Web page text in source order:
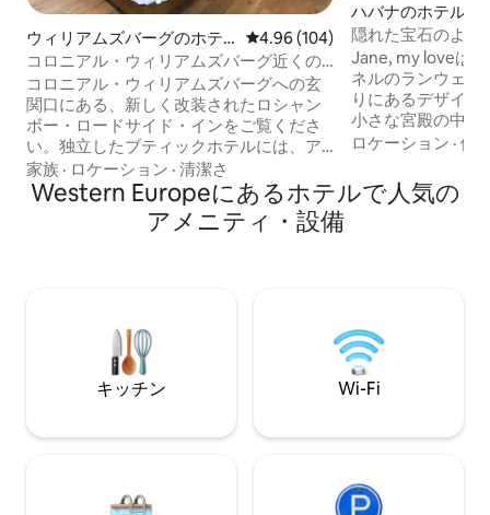
ウィリアムズバーグのホテ
ル客室
レビュー104件、5つ星中4.96つ
4.96 (104)
コロニアル・ウィリアムズバーグ近くの
デザイナーズキングルーム
コロニアル・ウィリアムズバーグへの玄
関口にある、新しく改装されたロシャン
ボー・ロードサイド・インをご覧くださ
い。独立したブティックホテルには、ア
ーチ型の天井、織物のラグ、ヴィンテー
ジ家具、地元のアートを備えた22室の明
るくデザイン性の高い客室があります。
ロビーは日中限定で営業しており、軽
と快適さが完璧に融合した場所です。 キ
ングルームはペット同伴不可ですのでご
注意ください。
家族 · ロケーション · 清潔さ
ハバナのホテル客
隠れた宝石のよう
ホテルでのラグジ
Jane, my loveは
ネルのランウェイ
りにあるデザイナ
小さな宮殿の中で
を感じるために
ルには、現代ア
ションがあり、映
ださい
ロケーション ·価
Western Europeにあるホ⁠テ⁠ル⁠で人⁠気⁠の
ア⁠メ⁠ニ⁠テ⁠ィ⁠・設⁠備
キッチン Wi-Fi